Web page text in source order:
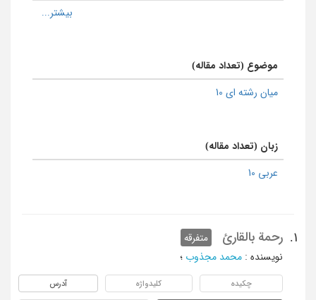
موضوع (تعداد مقاله)
میان رشته ای 10
زبان (تعداد مقاله)
عربی 10
1. رحمة بالقارئ
متفرقه
نویسنده : محمد مجذوب ؛
چکیده کلیدواژه آدرس